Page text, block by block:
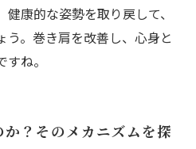
康的な姿勢を取り戻して、
。巻き肩を改善し、心身と
ね。
？そのメカニズムを探